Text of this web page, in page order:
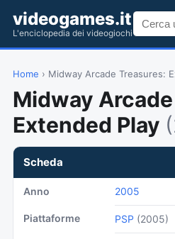
videogames.it
L'enciclopedia dei videogiochi
Home › Midway Arcade Treasures:
Midway
Extended Play
Scheda
Anno 2005
Piattaforme PSP (2005)